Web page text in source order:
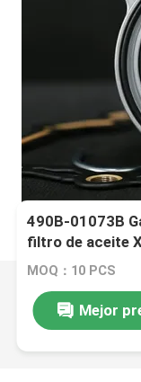
490B-01073B
filtro de aceite
MOQ：10 PCS
Mejor